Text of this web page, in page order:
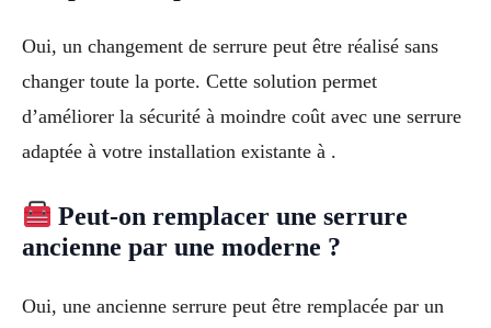
Oui, un changement de serrure peut être réalisé sans
changer toute la porte. Cette solution permet
d’améliorer la sécurité à moindre coût avec une serrure
adaptée à votre installation existante à .
Peut-on remplacer une serrure
ancienne par une moderne ?
Oui, une ancienne serrure peut être remplacée par un